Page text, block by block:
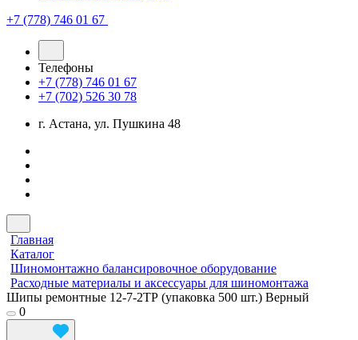
+7 (778) 746 01 67
Телефоны
+7 (778) 746 01 67
+7 (702) 526 30 78
г. Астана, ул. Пушкина 48
Главная
Каталог
Шиномонтажно балансировочное оборудование
Расходные материалы и аксессуары для шиномонтажа
Шипы ремонтные 12-7-2ТР (упаковка 500 шт.) Верный
0